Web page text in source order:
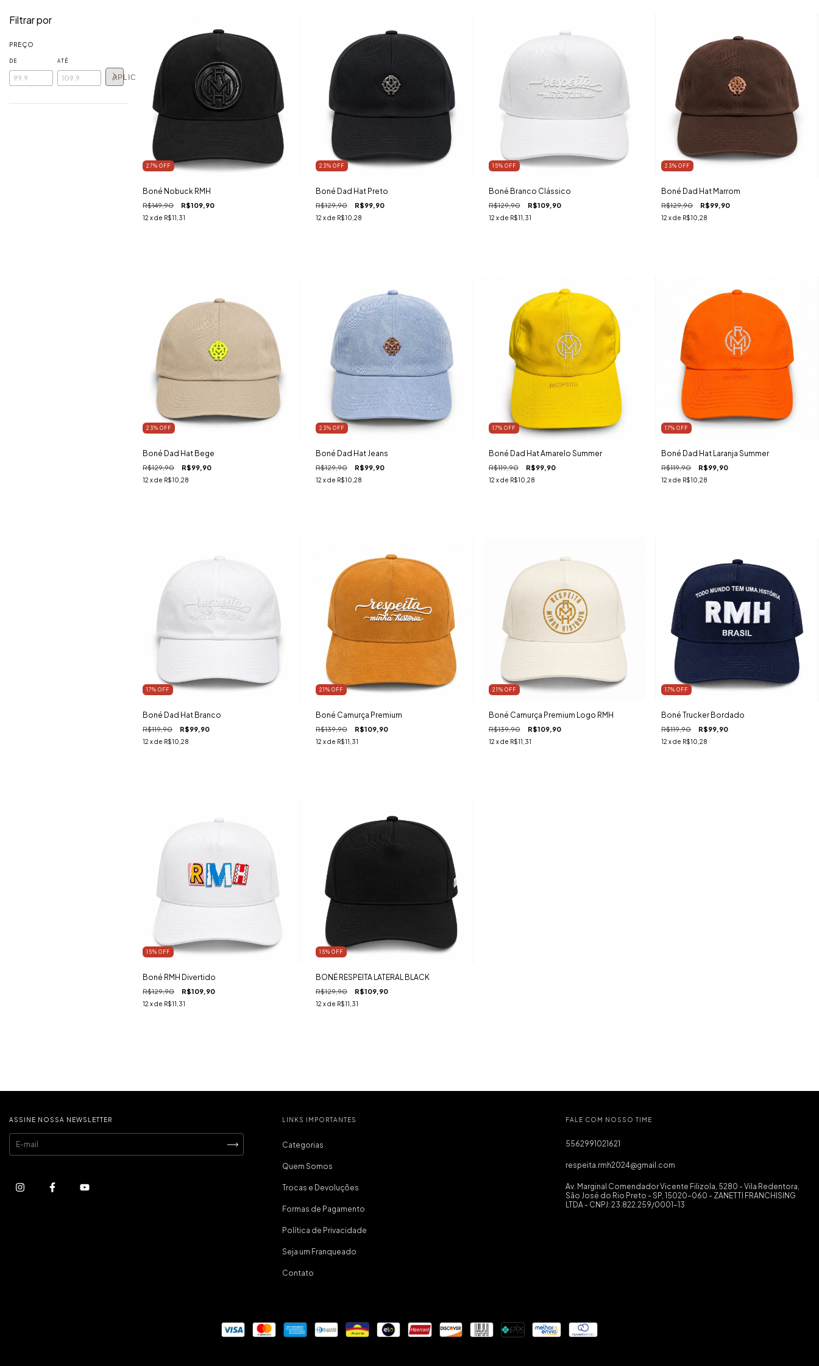
Filtrar por
PREÇO
DE ATÉ
APLICAR
27% OFF
Boné Nobuck RMH
R$149,90 R$109,90
12 x de R$11,31
23% OFF
Boné Dad Hat Preto
R$129,90 R$99,90
12 x de R$10,28
15% OFF
Boné Branco Clássico
R$129,90 R$109,90
12 x de R$11,31
23%OFF
Boné Dad Hat Marrom
R$129,90 R$99,90
12 x de R$10,28
23% OFF
Boné Dad Hat Bege
R$129,90 R$99,90
12 x de R$10,28
23% OFF
Boné Dad Hat Jeans
R$129,90 R$99,90
12 x de R$10,28
17% OFF
Boné Dad Hat Amarelo Summer
R$119,90 R$99,90
12 x de R$10,28
17%OFF
Boné Dad Hat Laranja Summer
R$119,90 R$99,90
12 x de R$10,28
17% OFF
Boné Dad Hat Branco
R$119,90 R$99,90
12 x de R$10,28
21 % OFF
Boné Camurça Premium
R$139,90 R$109,90
12 x de R$11,31
21 % OFF
Boné Camurça Premium Logo RMH
R$139,90 R$109,90
12 x de R$11,31
17%OFF
Boné Trucker Bordado
R$119,90 R$99,90
12 x de R$10,28
15% OFF
Boné RMH Divertido
R$129,90 R$109,90
12 x de R$11,31
15% OFF
BONÉ RESPEITA LATERAL BLACK
R$129,90 R$109,90
12 x de R$11,31
ASSINE NOSSA NEWSLETTER LINKS IMPORTANTES
Categorias
Quem Somos
Trocas e Devoluções
Formas de Pagamento
Política de Privacidade
Seja um Franqueado
Contato
FALE COM NOSSO TIME
5562991021621
respeita.rmh2024@gmail.com
Av. Marginal Comendador Vicente Filizola, 5280 - Vila Redentora,
São José do Rio Preto - SP, 15020-060 - ZANETTI FRANCHISING
LTDA - CNPJ: 23.822.259/0001-13